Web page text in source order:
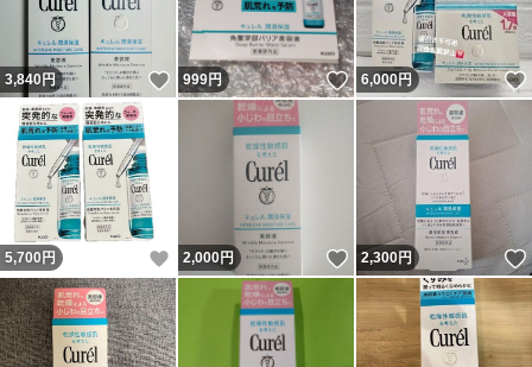
3,840 円 いいね！
999円 いいね！
6,000円
5,700 円 いいね！
2,000円 いいね！
2,300円